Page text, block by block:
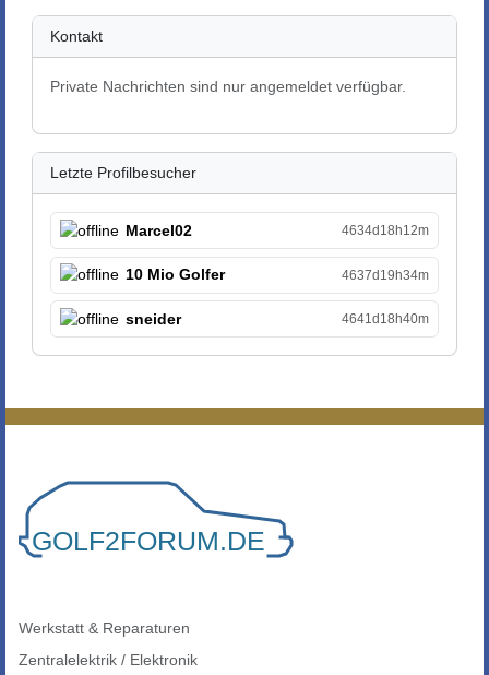
Kontakt
Private Nachrichten sind nur angemeldet verfügbar.
Letzte Profilbesucher
Marcel02 4634d18h12m
10 Mio Golfer 4637d19h34m
sneider 4641d18h40m
Werkstatt & Reparaturen
Zentralelektrik / Elektronik